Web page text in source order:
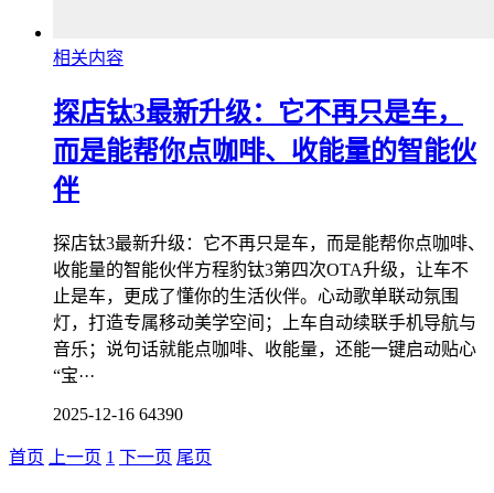
相关内容
探店钛3最新升级：它不再只是车，
而是能帮你点咖啡、收能量的智能伙
伴
探店钛3最新升级：它不再只是车，而是能帮你点咖啡、
收能量的智能伙伴方程豹钛3第四次OTA升级，让车不
止是车，更成了懂你的生活伙伴。心动歌单联动氛围
灯，打造专属移动美学空间；上车自动续联手机导航与
音乐；说句话就能点咖啡、收能量，还能一键启动贴心
“宝···
2025-12-16 64390
首页 上一页 1 下一页 尾页